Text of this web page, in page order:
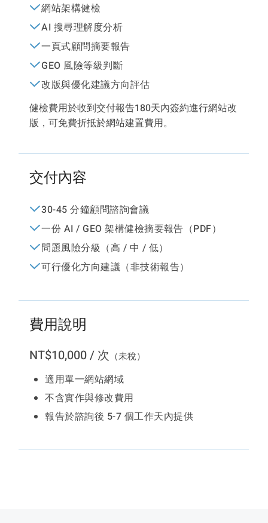
網站架構健檢
AI 搜尋理解度分析
一頁式顧問摘要報告
GEO 風險等級判斷
改版與優化建議方向評估
健檢費用於收到交付報告180天內簽約進行網站改
版，可免費折抵於網站建置費用。
交付內容
30-45 分鐘顧問諮詢會議
一份 AI / GEO 架構健檢摘要報告（PDF）
問題風險分級（高 / 中 / 低）
可行優化方向建議（非技術報告）
費用說明
NT$10,000 / 次 （未稅）
適用單一網站網域
不含實作與修改費用
報告於諮詢後 5-7 個工作天內提供